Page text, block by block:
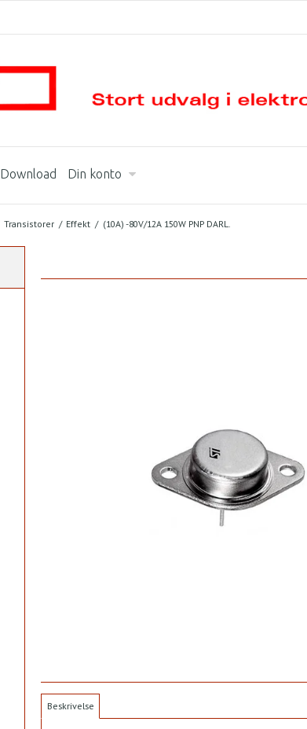
Download Din konto
Transistorer / Effekt / (10A) -80V/12A 150W PNP DARL.
Beskrivelse